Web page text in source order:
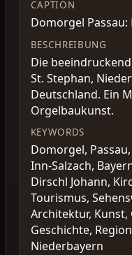
CAPTION
Domorgel
BESCHREIBUNG
Die
St. Stephan,
Deutschland. Ein
Orgelbaukunst.
KEYWORDS
Domorgel,
Inn-Salzach,
Dirschl Johann,
Tourismus,
Architektur, Kunst,
Geschichte,
Niederbayern